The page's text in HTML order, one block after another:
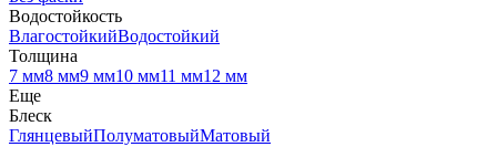
Водостойкость
ВлагостойкийВодостойкий
Толщина
7 мм8 мм9 мм10 мм11 мм12 мм
Еще
Блеск
ГлянцевыйПолуматовыйМатовый